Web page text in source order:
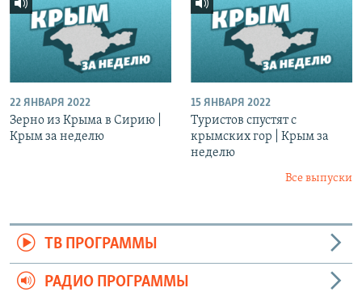
22 ЯНВАРЯ 2022
Зерно из Крыма в Сирию |
Крым за неделю
15 ЯНВАРЯ 2022
Туристов спустят с
крымских гор | Крым за
неделю
Все выпуски
ТВ ПРОГРАММЫ
РАДИО ПРОГРАММЫ